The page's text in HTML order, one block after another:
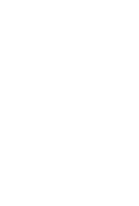
производится по